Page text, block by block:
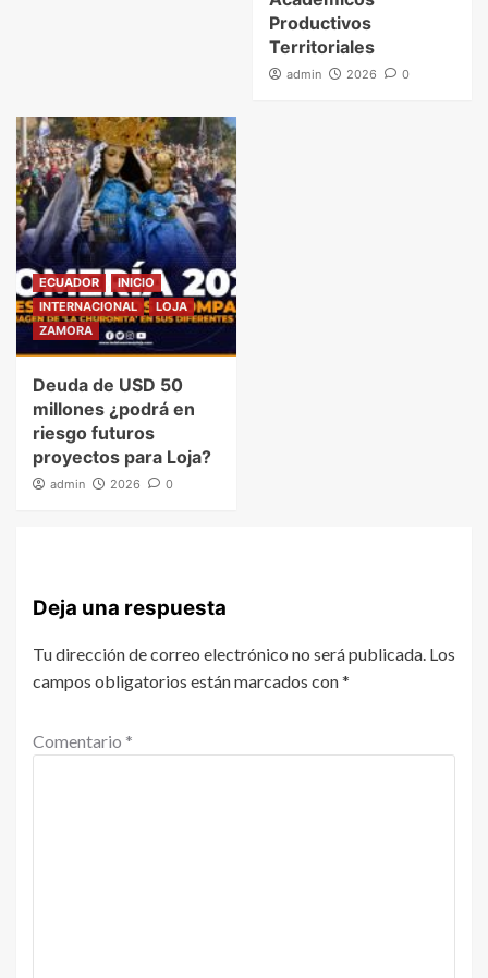
Productivos
Territoriales
admin 2026 0
ECUADOR
INICIO
INTERNACIONAL
LOJA
ZAMORA
Deuda de USD 50
millones ¿podrá en
riesgo futuros
proyectos para Loja?
admin 2026 0
Deja una respuesta
Tu dirección de correo electrónico no será publicada. Los
campos obligatorios están marcados con*
Comentario *